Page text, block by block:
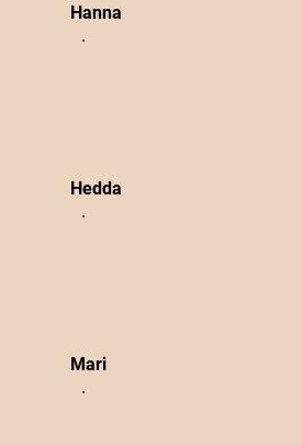
Hanna
Hedda
Mari